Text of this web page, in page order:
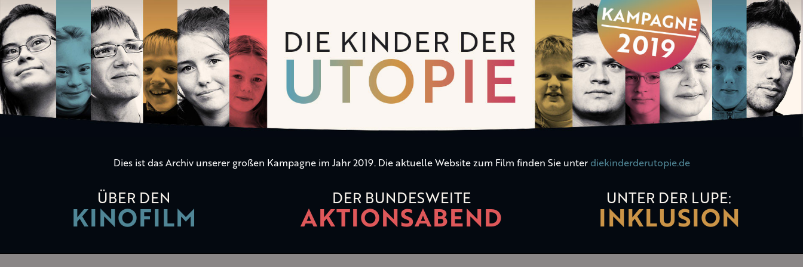
Die
Kinder
der
Utopie
Dies ist das Archiv unserer großen Kampagne im Jahr 2019. Die aktuelle Website zum Film finden Sie unter diekinderderutopie.de
ÜBER DEN
KINOFILM
DER BUNDESWEITE
AKTIONSABEND
UNTER DER LUPE:
INKLUSION